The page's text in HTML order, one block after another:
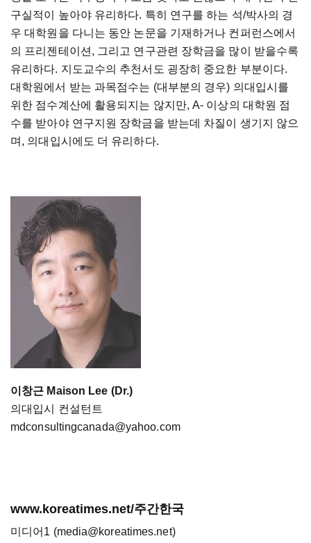
구실적이 높아야 유리하다. 특히 연구를 하는 석/박사의 경
우 대학원을 다니는 동안 논문을 기재하거나 컨퍼런스에서
의 프리젠테이션, 그리고 연구관련 장학금을 많이 받을수록
유리하다. 지도교수의 추천서도 굉장히 중요한 부분이다.
대학원에서 받는 과목점수는 (대부분의 경우) 의대입시를
위한 점수계산에 활용되지는 않지만, A- 이상의 대학원 점
수를 받아야 연구지원 장학금을 받는데 차질이 생기지 않으
며, 의대입시에도 더 유리하다.
이창근 Maison Lee (Dr.)
의대입시 컨설턴트
mdconsultingcanada@yahoo.com
www.koreatimes.net/주간한국
미디어1 (media@koreatimes.net)